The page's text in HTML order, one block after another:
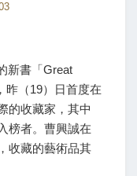
新書「Great
昨（19）日首度在
的收藏家，其中
榜者。曹興誠在
收藏的藝術品其